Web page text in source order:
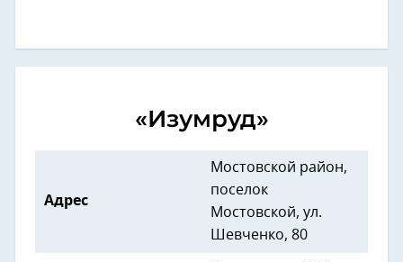
«Изумруд»
Адрес
Мостовской район,
поселок
Мостовской, ул.
Шевченко, 80